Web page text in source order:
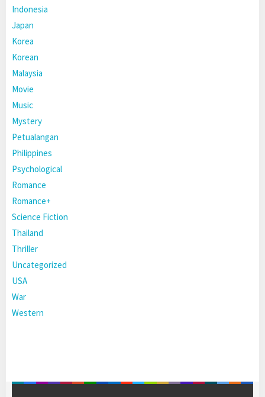
Indonesia
Japan
Korea
Korean
Malaysia
Movie
Music
Mystery
Petualangan
Philippines
Psychological
Romance
Romance+
Science Fiction
Thailand
Thriller
Uncategorized
USA
War
Western